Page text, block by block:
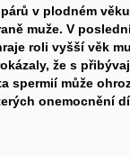
v plodném
muže. V
roli vyšší věk
že s
spermií může
onemocnění